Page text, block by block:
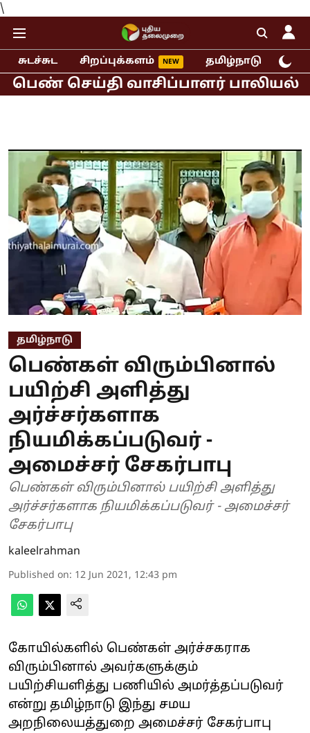
\
சுடச்சுட சிறப்புக்களம் தமிழ்நாடு
வாசிப்பாளர் பாலியல் புகார்!
தமிழ்நாடு
பெண்கள் விரும்பினால்
பயிற்சி அளித்து
அர்ச்சர்களாக
நியமிக்கப்படுவர் -
அமைச்சர் சேகர்பாபு
பெண்கள் விரும்பினால் பயிற்சி அளித்து
அர்ச்சர்களாக நியமிக்கப்படுவர் - அமைச்சர்
சேகர்பாபு
kaleelrahman
Published on: 12 Jun 2021, 12:43 pm
கோயில்களில் பெண்கள் அர்ச்சகராக
விரும்பினால் அவர்களுக்கும்
பயிற்சியளித்து பணியில் அமர்த்தப்படுவர்
என்று தமிழ்நாடு இந்து சமய
அறநிலையத்துறை அமைச்சர் சேகர்பாபு